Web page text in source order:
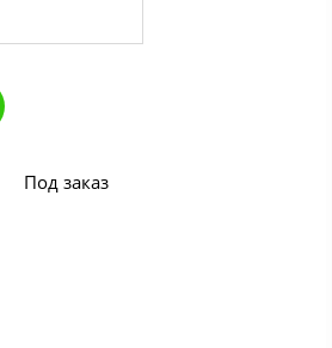
Под заказ